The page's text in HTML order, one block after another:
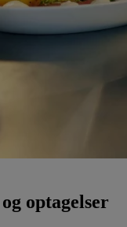
optagelser